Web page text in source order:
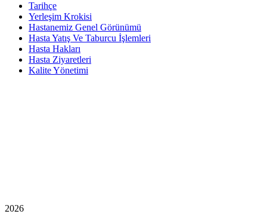
Tarihçe
Yerleşim Krokisi
Hastanemiz Genel Görünümü
Hasta Yatış Ve Taburcu İşlemleri
Hasta Hakları
Hasta Ziyaretleri
Kalite Yönetimi
2026